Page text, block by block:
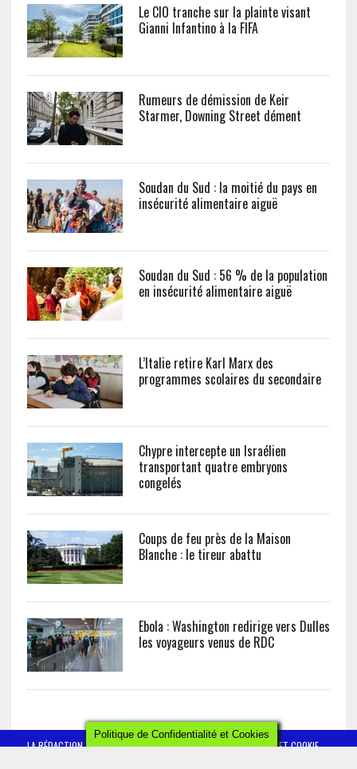
Le CIO tranche sur la plainte visant
Gianni Infantino à la FIFA
Rumeurs de démission de Keir
Starmer, Downing Street dément
Soudan du Sud : la moitié du pays en
insécurité alimentaire aiguë
Soudan du Sud : 56 % de la population
en insécurité alimentaire aiguë
L’Italie retire Karl Marx des
programmes scolaires du secondaire
Chypre intercepte un Israélien
transportant quatre embryons
congelés
Coups de feu près de la Maison
Blanche : le tireur abattu
Ebola : Washington redirige vers Dulles
les voyageurs venus de RDC
LA RÉDACTION CONTACT
POLITIQUE DE CONFIDENTIALITÉ ET COOKIE
Politique de Confidentialité et Cookies